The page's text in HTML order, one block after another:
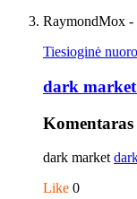
RaymondMox -
Tiesioginė
dark
Komentaras
dark market
Like 0